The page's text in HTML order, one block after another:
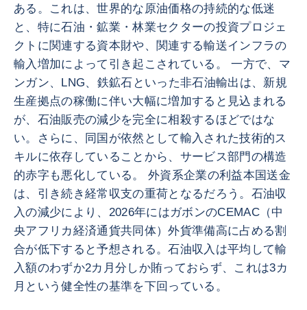
ある。これは、世界的な原油価格の持続的な低迷
と、特に石油・鉱業・林業セクターの投資プロジェ
クトに関連する資本財や、関連する輸送インフラの
輸入増加によって引き起こされている。 一方で、マ
ンガン、LNG、鉄鉱石といった非石油輸出は、新規
生産拠点の稼働に伴い大幅に増加すると見込まれる
が、石油販売の減少を完全に相殺するほどではな
い。さらに、同国が依然として輸入された技術的ス
キルに依存していることから、サービス部門の構造
的赤字も悪化している。 外資系企業の利益本国送金
は、引き続き経常収支の重荷となるだろう。石油収
入の減少により、2026年にはガボンのCEMAC（中
央アフリカ経済通貨共同体）外貨準備高に占める割
合が低下すると予想される。石油収入は平均して輸
入額のわずか2カ月分しか賄っておらず、これは3カ
月という健全性の基準を下回っている。